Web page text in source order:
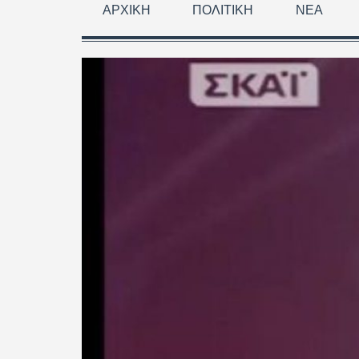
ΑΡΧΙΚΉ ΠΟΛΙΤΙΚΉ ΝΈΑ